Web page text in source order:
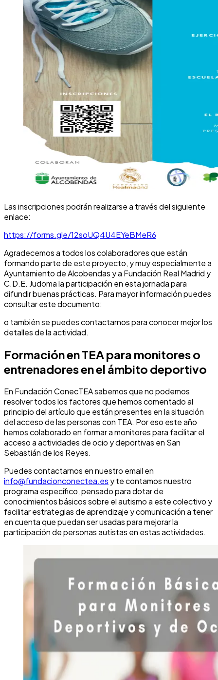
Las inscripciones podrán realizarse a través del siguiente
enlace:
https://forms.gle/12soUQ4U4EYeBMeR6
Agradecemos a todos los colaboradores que están
formando parte de este proyecto, y muy especialmente a
Ayuntamiento de Alcobendas y a Fundación Real Madrid y
C.D.E. Judoma la participación en esta jornada para
difundir buenas prácticas. Para mayor información puedes
consultar este documento:
o también se puedes contactarnos para conocer mejor los
detalles de la actividad.
Formación en TEA para monitores o
entrenadores en el ámbito deportivo
En Fundación ConecTEA sabemos que no podemos
resolver todos los factores que hemos comentado al
principio del artículo que están presentes en la situación
del acceso de las personas con TEA. Por eso este año
hemos colaborado en formar a monitores para facilitar el
acceso a actividades de ocio y deportivas en San
Sebastián de los Reyes.
Puedes contactarnos en nuestro email en
info@fundacionconectea.es y te contamos nuestro
programa específico, pensado para dotar de
conocimientos básicos sobre el autismo a este colectivo y
facilitar estrategias de aprendizaje y comunicación a tener
en cuenta que puedan ser usadas para mejorar la
participación de personas autistas en estas actividades.